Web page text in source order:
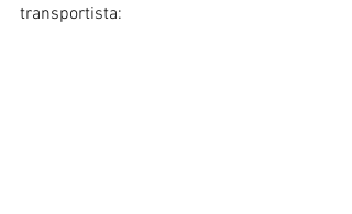
transportista: